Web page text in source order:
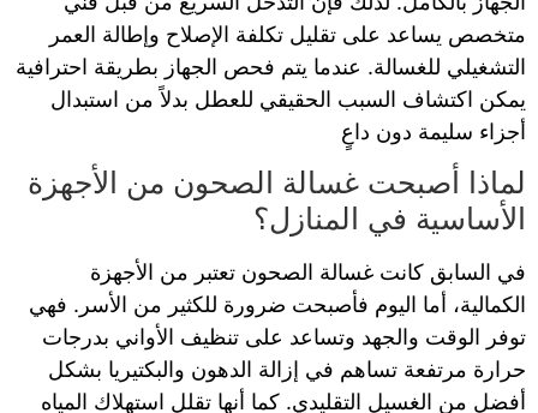
متخصص يساعد على تقليل تكلفة الإصلاح وإطالة العمر
التشغيلي للغسالة. عندما يتم فحص الجهاز بطريقة احترافية
يمكن اكتشاف السبب الحقيقي للعطل بدلاً من استبدال
أجزاء سليمة دون داعٍ
لماذا أصبحت غسالة الصحون من الأجهزة
الأساسية في المنازل؟
في السابق كانت غسالة الصحون تعتبر من الأجهزة
الكمالية، أما اليوم فأصبحت ضرورة للكثير من الأسر. فهي
توفر الوقت والجهد وتساعد على تنظيف الأواني بدرجات
حرارة مرتفعة تساهم في إزالة الدهون والبكتيريا بشكل
أفضل من الغسيل التقليدي. كما أنها تقلل استهلاك المياه